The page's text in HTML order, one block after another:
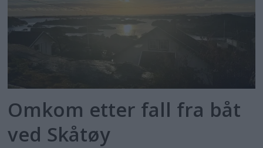
Omkom etter fall fra båt
ved Skåtøy